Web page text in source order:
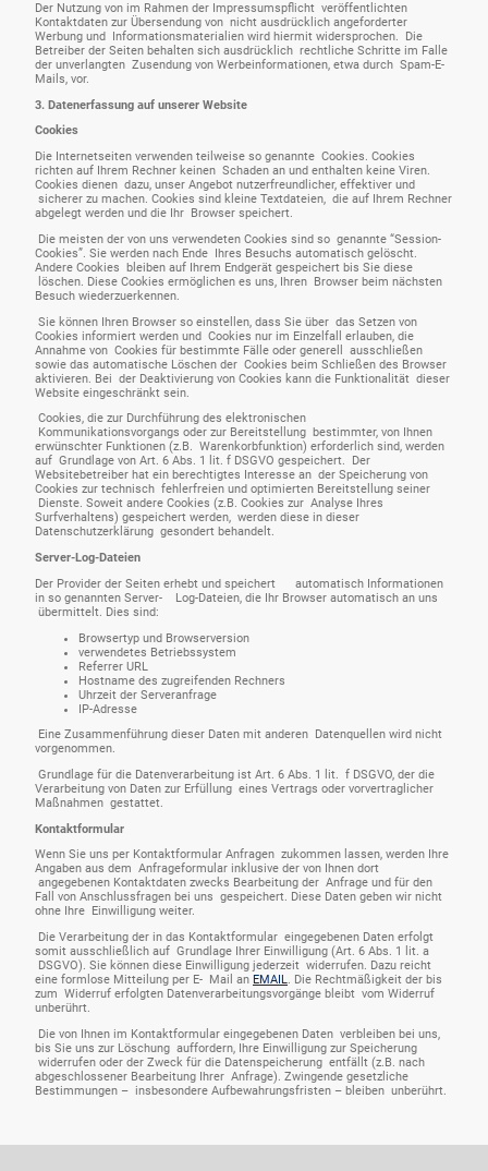
Der Nutzung von im Rahmen der Impressumspflicht veröffentlichten
Kontaktdaten zur Übersendung von nicht ausdrücklich angeforderter
Werbung und Informationsmaterialien wird hiermit widersprochen. Die
Betreiber der Seiten behalten sich ausdrücklich rechtliche Schritte im Falle
der unverlangten Zusendung von Werbeinformationen, etwa durch Spam-E-
Mails, vor.
3. Datenerfassung auf unserer Website
Cookies
Die Internetseiten verwenden teilweise so genannte Cookies. Cookies
richten auf Ihrem Rechner keinen Schaden an und enthalten keine Viren.
Cookies dienen dazu, unser Angebot nutzerfreundlicher, effektiver und
sicherer zu machen. Cookies sind kleine Textdateien, die auf Ihrem Rechner
abgelegt werden und die Ihr Browser speichert.
Die meisten der von uns verwendeten Cookies sind so genannte “Session-
Cookies”. Sie werden nach Ende Ihres Besuchs automatisch gelöscht.
Andere Cookies bleiben auf Ihrem Endgerät gespeichert bis Sie diese
löschen. Diese Cookies ermöglichen es uns, Ihren Browser beim nächsten
Besuch wiederzuerkennen.
Sie können Ihren Browser so einstellen, dass Sie über das Setzen von
Cookies informiert werden und Cookies nur im Einzelfall erlauben, die
Annahme von Cookies für bestimmte Fälle oder generell ausschließen
sowie das automatische Löschen der Cookies beim Schließen des Browser
aktivieren. Bei der Deaktivierung von Cookies kann die Funktionalität dieser
Website eingeschränkt sein.
Cookies, die zur Durchführung des elektronischen
Kommunikationsvorgangs oder zur Bereitstellung bestimmter, von Ihnen
erwünschter Funktionen (z.B. Warenkorbfunktion) erforderlich sind, werden
auf Grundlage von Art. 6 Abs. 1 lit. f DSGVO gespeichert. Der
Websitebetreiber hat ein berechtigtes Interesse an der Speicherung von
Cookies zur technisch fehlerfreien und optimierten Bereitstellung seiner
Dienste. Soweit andere Cookies (z.B. Cookies zur Analyse Ihres
Surfverhaltens) gespeichert werden, werden diese in dieser
Datenschutzerklärung gesondert behandelt.
Server-Log-Dateien
Der Provider der Seiten erhebt und speichert automatisch Informationen
in so genannten Server- Log-Dateien, die Ihr Browser automatisch an uns
übermittelt. Dies sind:
Browsertyp und Browserversion
verwendetes Betriebssystem
Referrer URL
Hostname des zugreifenden Rechners
Uhrzeit der Serveranfrage
IP-Adresse
Eine Zusammenführung dieser Daten mit anderen Datenquellen wird nicht
vorgenommen.
Grundlage für die Datenverarbeitung ist Art. 6 Abs. 1 lit. f DSGVO, der die
Verarbeitung von Daten zur Erfüllung eines Vertrags oder vorvertraglicher
Maßnahmen gestattet.
Kontaktformular
Wenn Sie uns per Kontaktformular Anfragen zukommen lassen, werden Ihre
Angaben aus dem Anfrageformular inklusive der von Ihnen dort
angegebenen Kontaktdaten zwecks Bearbeitung der Anfrage und für den
Fall von Anschlussfragen bei uns gespeichert. Diese Daten geben wir nicht
ohne Ihre Einwilligung weiter.
Die Verarbeitung der in das Kontaktformular eingegebenen Daten erfolgt
somit ausschließlich auf Grundlage Ihrer Einwilligung (Art. 6 Abs. 1 lit. a
DSGVO). Sie können diese Einwilligung jederzeit widerrufen. Dazu reicht
eine formlose Mitteilung per E- Mail an EMAIL. Die Rechtmäßigkeit der bis
zum Widerruf erfolgten Datenverarbeitungsvorgänge bleibt vom Widerruf
unberührt.
Die von Ihnen im Kontaktformular eingegebenen Daten verbleiben bei uns,
bis Sie uns zur Löschung auffordern, Ihre Einwilligung zur Speicherung
widerrufen oder der Zweck für die Datenspeicherung entfällt (z.B. nach
abgeschlossener Bearbeitung Ihrer Anfrage). Zwingende gesetzliche
Bestimmungen – insbesondere Aufbewahrungsfristen – bleiben unberührt.